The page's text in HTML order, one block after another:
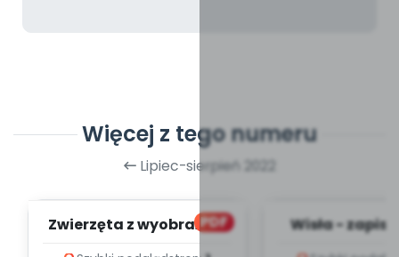
Więcej z tego numeru
Lipiec-sierpień 2022
PDF
Zwierzęta z wyobraźni -
Wisła - zapis